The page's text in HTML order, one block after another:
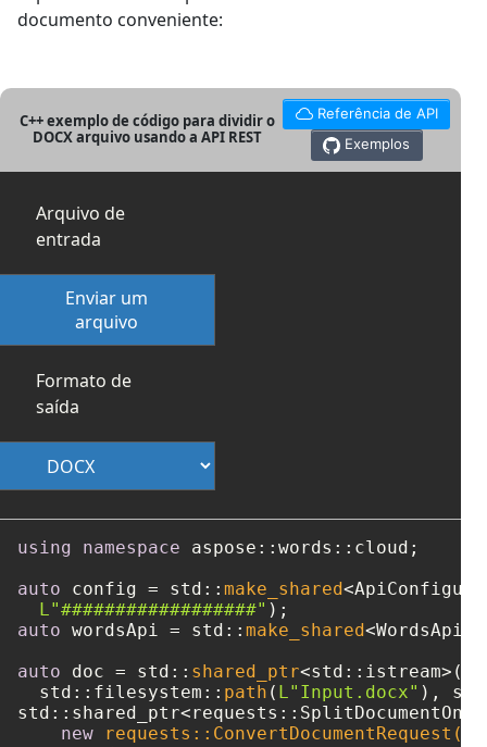
documento conveniente:
C++ exemplo de código para dividir o
DOCX arquivo usando a API REST
Referência de API
Exemplos
Arquivo de
entrada
Enviar um
arquivo
Formato de
saída
using namespace aspose::words::cloud;
auto config = std:: make_shared
L"##################"
auto wordsApi = std:: make_shared
auto doc = std:: shared_ptr<std::istream>(
  std::filesystem::
path ( L"Input.docx"
new requests::ConvertDocumentRequest(